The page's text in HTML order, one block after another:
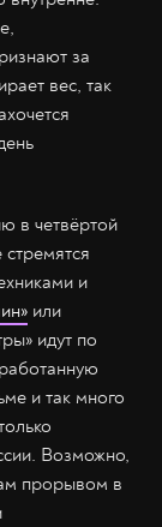
за
вес, так
в четвёртой
и
или
идут по
и так много
Возможно,
прорывом в